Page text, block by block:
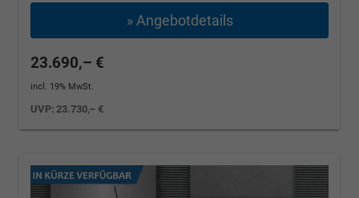
» Angebotdetails
23.690,– €
incl. 19% MwSt.
UVP:23.730,– €